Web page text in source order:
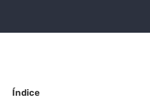
Índice